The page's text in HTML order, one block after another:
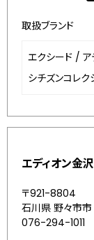
取扱ブランド
エクシード / ア
シチズンコレク
エディオン金
〒921-8804
石川県 野々市市
076-294-1011